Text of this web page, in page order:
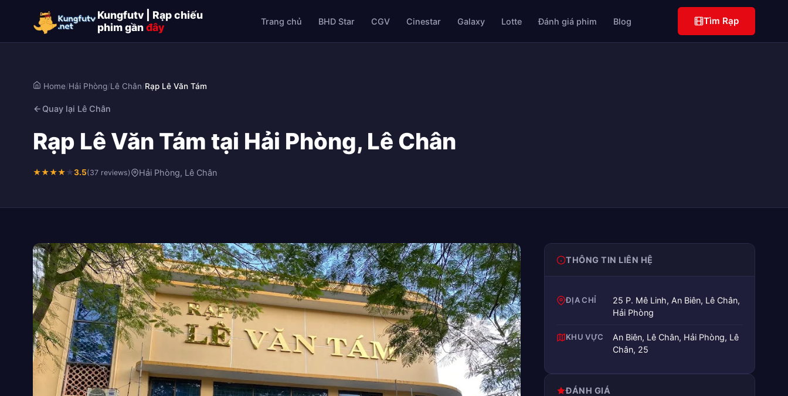
Kungfutv | Rạp chiếu
phim gầnđây Trang chủ BHD Star CGV Cinestar Galaxy Lotte Đánh giá phim Blog Tìm Rạp
Home/Hải Phòng/Lê Chân/Rạp Lê Văn Tám
Quay lại Lê Chân
Rạp Lê Văn Tám tại Hải Phòng, Lê Chân
★★★★★3.5(37 reviews) Hải Phòng, Lê Chân
THÔNG TIN LIÊN HỆ
ĐỊA CHỈ
25 P. Mê Linh, An Biên, Lê Chân,
Hải Phòng
KHU VỰC
An Biên, Lê Chân, Hải Phòng, Lê
Chân, 25
ĐÁNH GIÁ